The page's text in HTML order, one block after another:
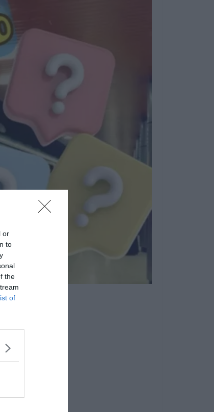
or
to
the
of